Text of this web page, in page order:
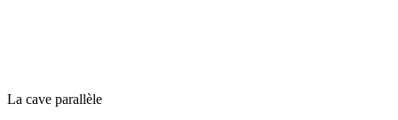
La cave parallèle